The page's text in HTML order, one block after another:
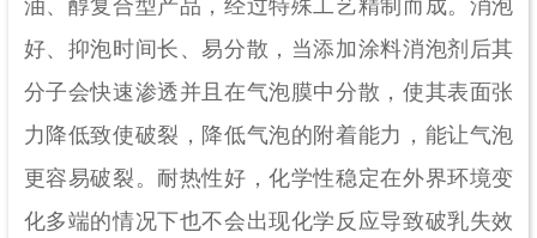
油、醇复合型产品，经过特殊工艺精制而成。消泡
好、抑泡时间长、易分散，当添加涂料消泡剂后其
分子会快速渗透并且在气泡膜中分散，使其表面张
力降低致使破裂，降低气泡的附着能力，能让气泡
更容易破裂。耐热性好，化学性稳定在外界环境变
化多端的情况下也不会出现化学反应导致破乳失效